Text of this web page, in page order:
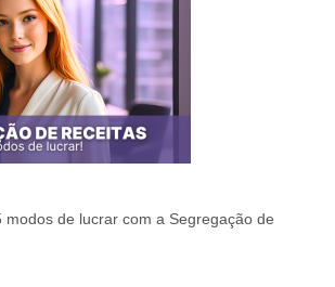
modos de lucrar com a Segregação de